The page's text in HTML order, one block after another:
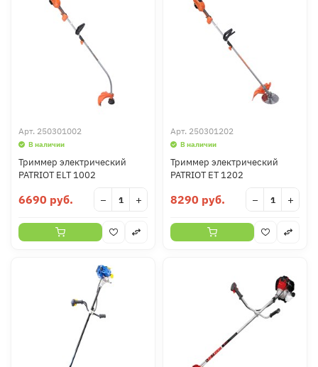
Арт. 250301002
В наличии
Триммер электрический
PATRIOT ELT 1002
6690 руб. − +
Арт. 250301202
В наличии
Триммер электрический
PATRIOT ET 1202
8290 руб. − +